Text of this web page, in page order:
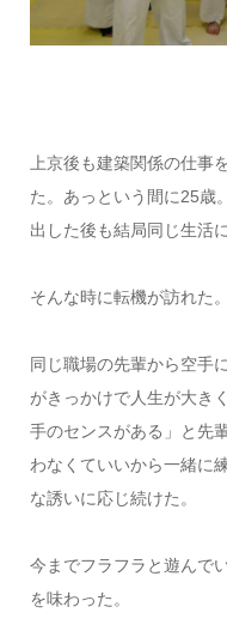
上京後も建築関係の仕事
た。あっという間に25歳
出した後も結局同じ生活
そんな時に転機が訪れた。
同じ職場の先輩から空手
がきっかけで人生が大き
手のセンスがある」と先
わなくていいから一緒に
な誘いに応じ続けた。
今までフラフラと遊んで
を味わった。